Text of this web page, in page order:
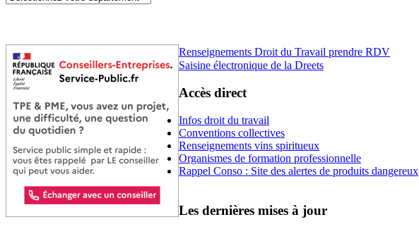
Renseignements Droit du Travail prendre RDV
Saisine électronique de la Dreets
Accès direct
Infos droit du travail
Conventions collectives
Renseignements vins spiritueux
Organismes de formation professionnelle
Rappel Conso : Site des alertes de produits dangereux
Les dernières mises à jour